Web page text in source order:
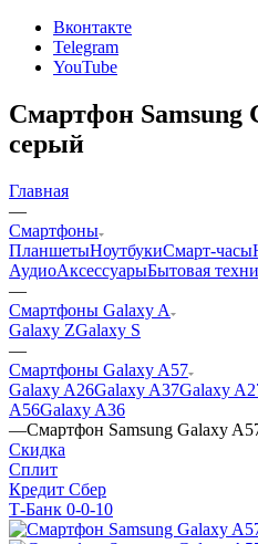
Вконтакте
Telegram
YouTube
Смартфон Samsung
серый
Главная
—
Смартфоны
ПланшетыНоутбукиСмарт-часы
АудиоАксессуарыБытовая
—
Смартфоны Galaxy A
Galaxy ZGalaxy S
—
Смартфоны Galaxy A57
Galaxy A26Galaxy A37Galaxy
A56Galaxy A36
—Смартфон Samsung Galaxy
Скидка
Сплит
Кредит Сбер
Т-Банк 0-0-10